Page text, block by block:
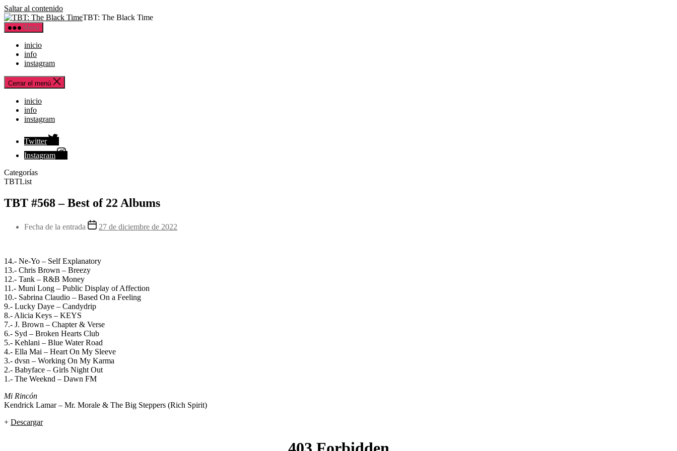
Saltar al contenido
TBT: The Black Time
Menú
inicio
info
instagram
Cerrar el menú
inicio
info
instagram
Twitter
Instagram
Categorías
TBTList
TBT #568 – Best of 22 Albums
Fecha de la entrada 27 de diciembre de 2022
14.- Ne-Yo – Self Explanatory
13.- Chris Brown – Breezy
12.- Tank – R&B Money
11.- Muni Long – Public Display of Affection
10.- Sabrina Claudio – Based On a Feeling
9.- Lucky Daye – Candydrip
8.- Alicia Keys – KEYS
7.- J. Brown – Chapter & Verse
6.- Syd – Broken Hearts Club
5.- Kehlani – Blue Water Road
4.- Ella Mai – Heart On My Sleeve
3.- dvsn – Working On My Karma
2.- Babyface – Girls Night Out
1.- The Weeknd – Dawn FM
Mi Rincón
Kendrick Lamar – Mr. Morale & The Big Steppers (Rich Spirit)
+ Descargar